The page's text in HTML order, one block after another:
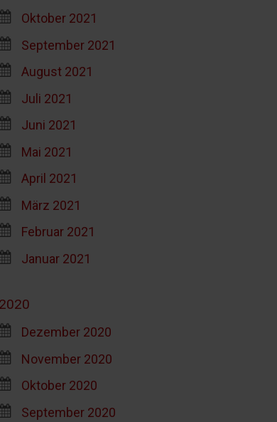
Oktober 2021
September 2021
August 2021
Juli 2021
Juni 2021
Mai 2021
April 2021
März 2021
Februar 2021
Januar 2021
2020
Dezember 2020
November 2020
Oktober 2020
September 2020